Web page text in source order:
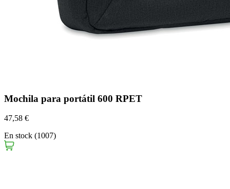
Mochila para portátil 600 RPET
47,58 €
En stock (1007)